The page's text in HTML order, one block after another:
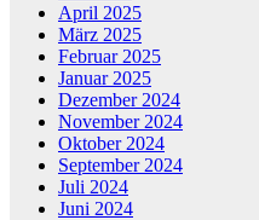
April 2025
März 2025
Februar 2025
Januar 2025
Dezember 2024
November 2024
Oktober 2024
September 2024
Juli 2024
Juni 2024